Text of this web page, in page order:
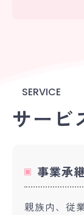
SERVICE
サービ
事業承
親族内、従